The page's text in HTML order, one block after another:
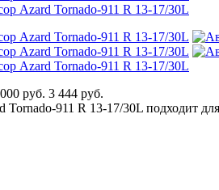
руб. 3 444 руб.
Tornado-911 R 13-17/30L подходит